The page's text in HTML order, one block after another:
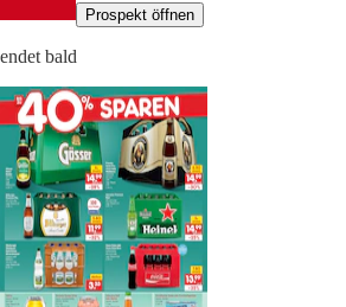
Prospekt öffnen
endet bald